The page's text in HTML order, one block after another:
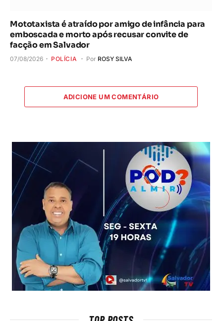
Mototaxista é atraído por amigo de infância para
emboscada e morto após recusar convite de
facção em Salvador
07/08/2026 POLÍCIA Por ROSY SILVA
ADICIONE UM COMENTÁRIO